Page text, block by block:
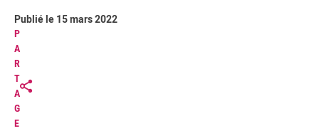
P
A
R
T
A
G
E
Publié le 15 mars 2022